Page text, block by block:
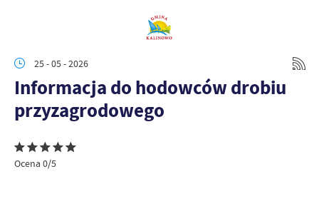
25 - 05 - 2026
Informacja do hodowców drobiu
przyzagrodowego
Ocena 0/5